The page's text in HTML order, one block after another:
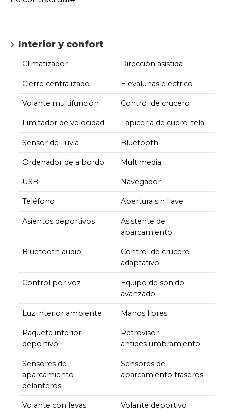
Interior y confort
Climatizador Dirección asistida
Cierre centralizado Elevalunas eléctrico
Volante multifunción Control de crucero
Limitador de velocidad Tapicería de cuero-tela
Sensor de lluvia Bluetooth
Ordenador de a bordo Multimedia
USB Navegador
Teléfono Apertura sin llave
Asientos deportivos
Asistente de
aparcamiento
Bluetooth audio
Control de crucero
adaptativo
Control por voz
Equipo de sonido
avanzado
Luz interior ambiente Manos libres
Paquete interior
deportivo
Retrovisor
antideslumbramiento
Sensores de
aparcamiento
delanteros
Sensores de
aparcamiento traseros
Volante con levas Volante deportivo